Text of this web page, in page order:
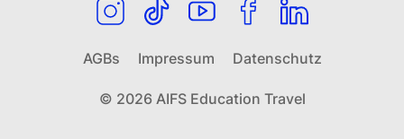
AGBs Impressum Datenschutz
© 2026 AIFS Education Travel